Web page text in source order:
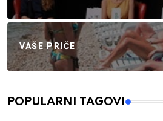
VAŠE PRIČE
POPULARNI TAGOVI